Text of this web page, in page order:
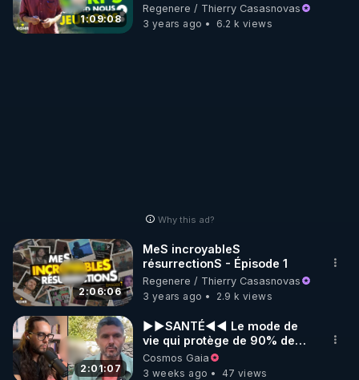
1:09:08
Regenere / Thierry Casasnovas
3 years ago
6.2 k views
Why this ad?
2:06:06
MeS incroyableS
résurrectionS - Épisode 1
Regenere / Thierry Casasnovas
3 years ago
2.9 k views
2:01:07
►►SANTÉ◄◄ Le mode de
vie qui protège de 90% des
maladies ► Le Naturopathe
Censuré (T. Casasnovas)
Cosmos Gaia
3 weeks ago
47 views